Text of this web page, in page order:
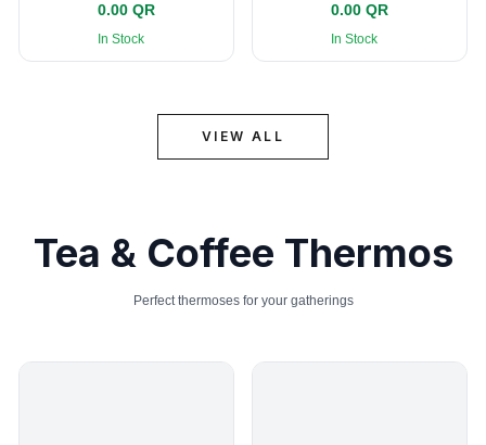
0.00 QR
In Stock
0.00 QR
In Stock
VIEW ALL
Tea & Coffee Thermos
Perfect thermoses for your gatherings